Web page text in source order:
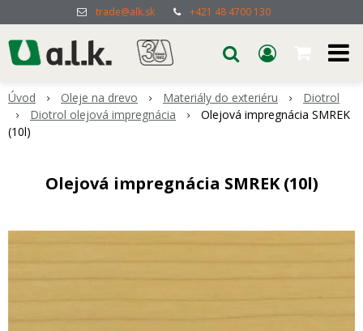
trade@alk.sk +421 48 4700 130
Úvod Oleje na drevo Materiály do exteriéru
Diotrol
Diotrol olejová impregnácia
Olejová impregnácia SMREK
(10l)
Olejová impregnácia SMREK (10l)